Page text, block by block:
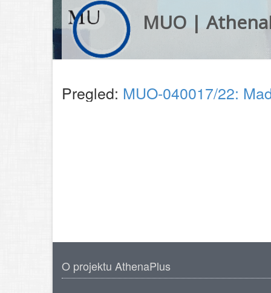
MUO |
Pregled: MUO-040017/22:
O projektu AthenaPlus